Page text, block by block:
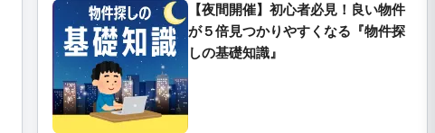
【夜間開催】初心者必見！良い物件
が５倍見つかりやすくなる『物件探
しの基礎知識』